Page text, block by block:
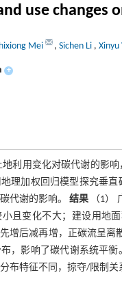
use changes
Mei , Sichen Li , Xinyu
+
利用变化对碳代谢的影
理加权回归模型探究垂
代谢的影响。结果 （1）
且变化不大；建设用地
增后减再增，正碳流呈离
，影响了碳代谢系统平
布特征不同，掠夺/限制